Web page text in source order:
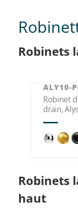
Robinets
ALY10-
Robinet
drain,
Robinets
haut